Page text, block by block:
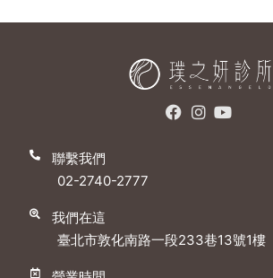
聯繫我們
02-2740-2777
我們在這
臺北市敦化南路一段233巷13號1樓